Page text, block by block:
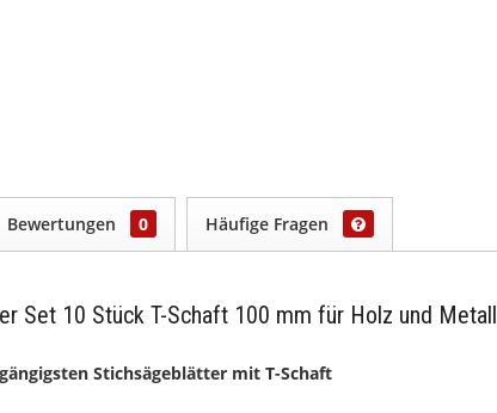
Bewertungen 0 Häufige Fragen
Set 10 Stück T-Schaft 100 mm für Holz und Metall
Stichsägeblätter mit T-Schaft